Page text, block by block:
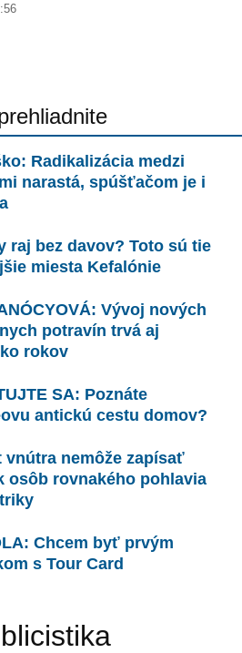
Radikalizácia medzi
narastá, spúšťačom je i
raj bez davov? Toto sú tie
miesta Kefalónie
Vývoj nových
potravín trvá aj
rokov
SA: Poznáte
antickú cestu domov?
vnútra nemôže zapísať
osôb rovnakého pohlavia
Chcem byť prvým
s Tour Card